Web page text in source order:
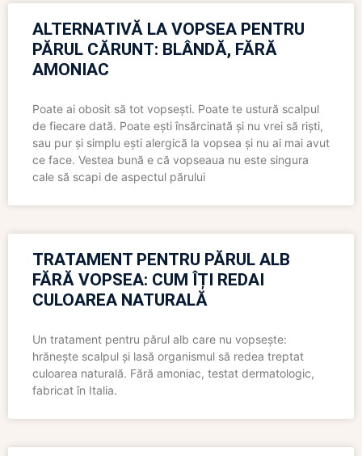
ALTERNATIVĂ LA VOPSEA PENTRU
PĂRUL CĂRUNT: BLÂNDĂ, FĂRĂ
AMONIAC
Poate ai obosit să tot vopsești. Poate te ustură scalpul
de fiecare dată. Poate ești însărcinată și nu vrei să riști,
sau pur și simplu ești alergică la vopsea și nu ai mai avut
ce face. Vestea bună e că vopseaua nu este singura
cale să scapi de aspectul părului
TRATAMENT PENTRU PĂRUL ALB
FĂRĂ VOPSEA: CUM ÎȚI REDAI
CULOAREA NATURALĂ
Un tratament pentru părul alb care nu vopsește:
hrănește scalpul și lasă organismul să redea treptat
culoarea naturală. Fără amoniac, testat dermatologic,
fabricat în Italia.